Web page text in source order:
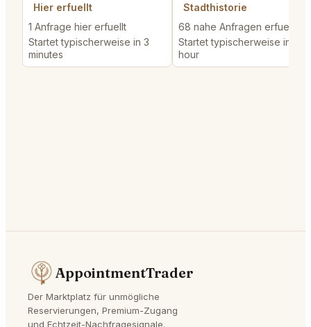
Hier erfuellt
1 Anfrage hier erfuellt
Startet typischerweise in 3
minutes
Stadthistorie
68 nahe Anfragen erfuellt
Startet typischerweise in 1
hour
AppointmentTrader
Der Marktplatz für unmögliche
Reservierungen, Premium-Zugang
und Echtzeit-Nachfragesignale.